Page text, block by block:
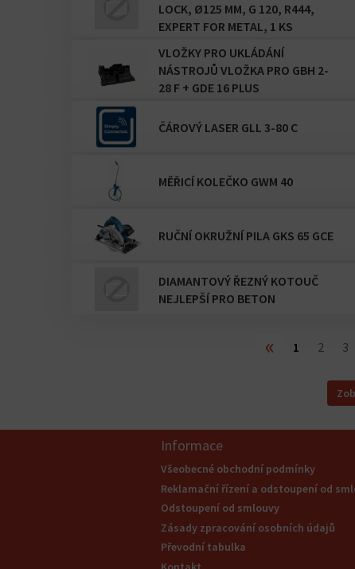
LOCK, Ø125 MM, G 120, R444,
EXPERT FOR METAL, 1 KS
VLOŽKY PRO UKLÁDÁNÍ
NÁSTROJŮ VLOŽKA PRO GBH 2-
28 F + GDE 16 PLUS
ČÁROVÝ LASER GLL 3-80 C
MĚŘICÍ KOLEČKO GWM 40
RUČNÍ OKRUŽNÍ PILA GKS 65 GCE
DIAMANTOVÝ ŘEZNÝ KOTOUČ
NEJLEPŠÍ PRO BETON
« 1 2 3
Informace
Všeobecné obchodní podmínky
Reklamační řízení a odstoupení od
Odstoupení od smlouvy
Zásady zpracování osobních údajů
Převodní tabulka